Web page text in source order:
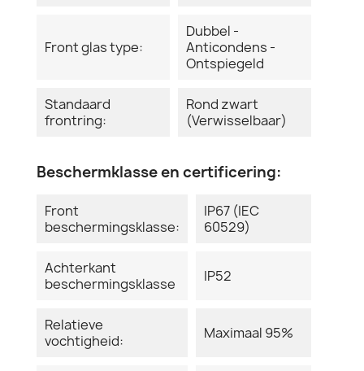
Front glas type:
Dubbel -
Anticondens -
Ontspiegeld
Standaard
frontring:
Rond zwart
(Verwisselbaar)
Beschermklasse en certificering:
Front
beschermingsklasse:
IP67 (IEC
60529)
Achterkant
beschermingsklasse
IP52
Relatieve
vochtigheid:
Maximaal 95%